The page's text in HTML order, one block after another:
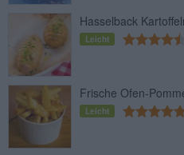
Hasselback
Leicht
Frische Ofen-
Leicht